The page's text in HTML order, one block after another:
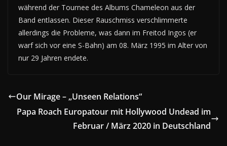
während der Tournee des Albums Chameleon aus der
Band entlassen. Dieser Rauschmiss verschlimmerte
allerdings die Probleme, was dann im Freitod Ingos (er
warf sich vor eine S-Bahn) am 08. März 1995 im Alter von
nur 29 Jahren endete.
Our Mirage – „Unseen Relations“
Papa Roach Europatour mit Hollywood Undead im
Februar / März 2020 in Deutschland